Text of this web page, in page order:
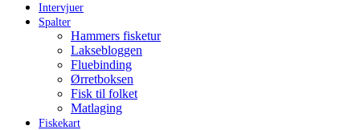
Intervjuer
Spalter
Hammers fisketur
Laksebloggen
Fluebinding
Ørretboksen
Fisk til folket
Matlaging
Fiskekart